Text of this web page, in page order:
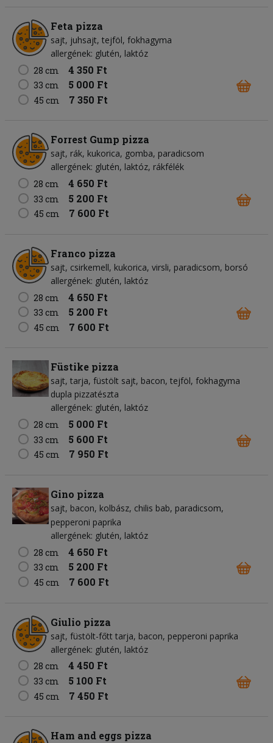
Feta pizza
sajt juhsajt tejföl fokhagyma
allergének: glutén, laktóz
28 cm
4 350 Ft
33 cm 5 000 Ft
45 cm 7 350 Ft
Forrest Gump pizza
sajt rák kukorica gomba paradicsom
allergének: glutén, laktóz, rákfélék
28 cm
4 650 Ft
33 cm 5 200 Ft
45 cm 7 600 Ft
Franco pizza
sajt csirkemell kukorica virsli paradicsom borsó
allergének: glutén, laktóz
28 cm
4 650 Ft
33 cm 5 200 Ft
45 cm 7 600 Ft
Füstike pizza
sajt tarja füstölt sajt bacon tejföl fokhagyma
dupla pizzatészta
allergének: glutén, laktóz
28 cm
5 000 Ft
33 cm 5 600 Ft
45 cm 7 950 Ft
Gino pizza
sajt bacon kolbász chilis bab paradicsom
pepperoni paprika
allergének: glutén, laktóz
28 cm
4 650 Ft
33 cm 5 200 Ft
45 cm 7 600 Ft
Giulio pizza
sajt füstölt-főtt tarja bacon pepperoni paprika
allergének: glutén, laktóz
28 cm
4 450 Ft
33 cm 5 100 Ft
45 cm 7 450 Ft
Ham and eggs pizza